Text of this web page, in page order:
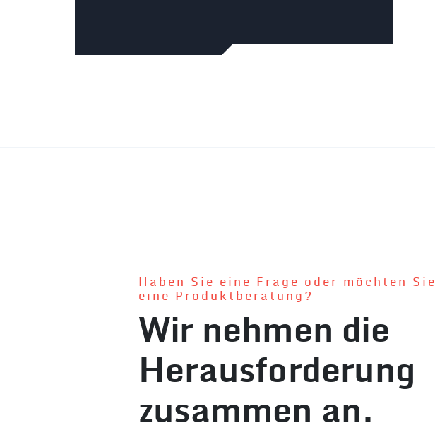
Haben Sie eine Frage oder möchten Sie
eine Produktberatung?
Wir nehmen die
Herausforderung
zusammen an.